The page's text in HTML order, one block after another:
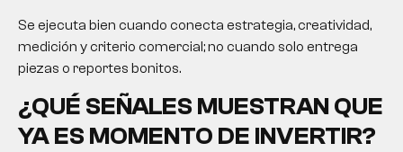
Se ejecuta bien cuando conecta estrategia, creatividad,
medición y criterio comercial; no cuando solo entrega
piezas o reportes bonitos.
¿QUÉ SEÑALES MUESTRAN QUE
YA ES MOMENTO DE INVERTIR?